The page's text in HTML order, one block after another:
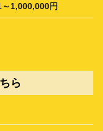
1,000,000円
ら